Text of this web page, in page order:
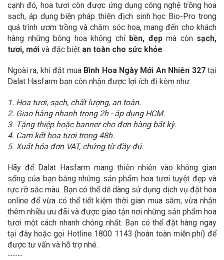
cạnh đó, hoa tươi còn được ứng dụng công nghệ trồng hoa
sạch, áp dụng biện pháp thiên địch sinh học Bio-Pro trong
quá trình ươm trồng và chăm sóc hoa, mang đến cho khách
hàng những bông hoa không chỉ bền, đẹpmà còn sạch,
tươi, mới và đặc biệt an toàn cho sức khỏe.
Ngoài ra, khi đặt mua Bình Hoa Ngày Mới An Nhiên 327tại
Dalat Hasfarm bạn còn nhận được lợi ích đi kèm như:
1. Hoa tươi, sạch, chất lượng, an toàn.
2. Giao hàng nhanh trong 2h - áp dụng HCM.
3. Tặng thiệp hoặc banner cho đơn hàng bất kỳ.
4. Cam kết hoa tươi trong 48h.
5. Xuất hóa đơn VAT, chứng từ đầy đủ.
Hãy để Dalat Hasfarm mang thiên nhiên vào không gian
sống của bạn bằng những sản phẩm hoa tươi tuyệt đẹp và
rực rỡ sắc màu. Bạn có thể dễ dàng sử dụng dịch vụ đặt hoa
online để vừa có thể tiết kiệm thời gian mua sắm, vừa nhận
thêm nhiều ưu đãi và được giao tận nơi những sản phẩm hoa
tươi một cách nhanh chóng nhất. Bạn có thể đặt hàng ngay
tại đây hoặc gọi Hotline 1800 1143 (hoàn toàn miễn phí) để
được tư vấn và hỗ trợ nhé.
------